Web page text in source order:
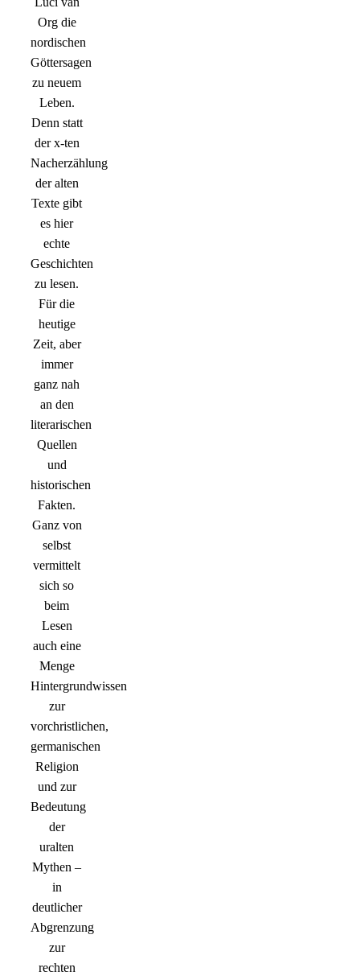
Org die
nordischen
Göttersagen
zu neuem
Leben.
Denn statt
der x-ten
Nacherzählung
der alten
Texte gibt
es hier
echte
Geschichten
zu lesen.
Für die
heutige
Zeit, aber
immer
ganz nah
an den
literarischen
Quellen
und
historischen
Fakten.
Ganz von
selbst
vermittelt
sich so
beim
Lesen
auch eine
Menge
Hintergrundwissen
zur
vorchristlichen,
germanischen
Religion
und zur
Bedeutung
der
uralten
Mythen –
in
deutlicher
Abgrenzung
zur
rechten